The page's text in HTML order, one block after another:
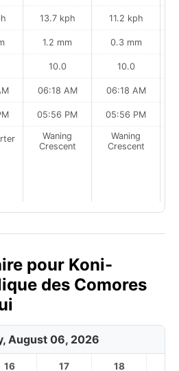
13.7 kph
1.2 mm
10.0
06:18 AM
05:56 PM
Waning
Crescent
11.2 kph
0.3 mm
10.0
06:18 AM
05:56 PM
Waning
Crescent
pour Koni-
des Comores
August 06, 2026
16 17 18